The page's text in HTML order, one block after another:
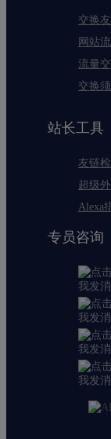
交换
网站
流量交
交换
站长工具
友链
超级
Alexa
专员咨询